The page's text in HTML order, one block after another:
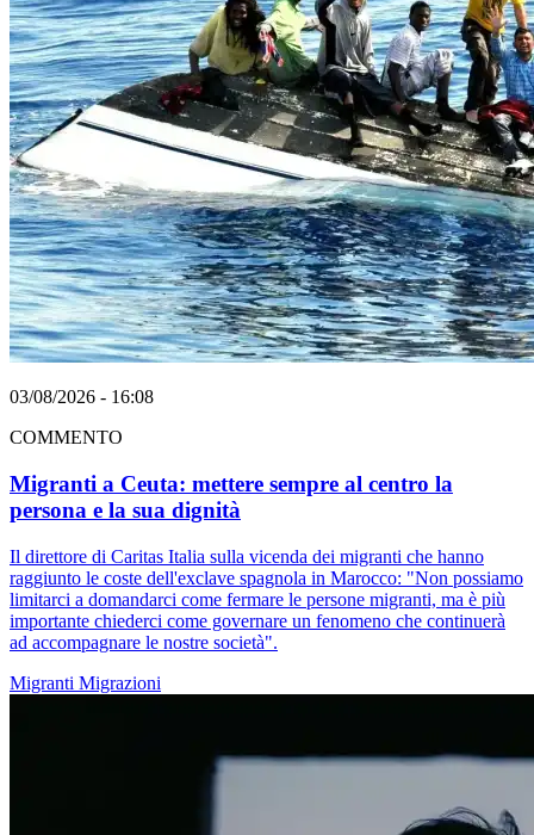
03/08/2026 - 16:08
COMMENTO
Migranti a Ceuta: mettere sempre al centro la
persona e la sua dignità
Il direttore di Caritas Italia sulla vicenda dei migranti che hanno
raggiunto le coste dell'exclave spagnola in Marocco: "Non possiamo
limitarci a domandarci come fermare le persone migranti, ma è più
importante chiederci come governare un fenomeno che continuerà
ad accompagnare le nostre società".
Migranti Migrazioni